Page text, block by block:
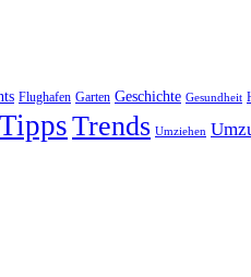
Flughafen Garten Geschichte Gesundheit
TippsTrends Umziehen